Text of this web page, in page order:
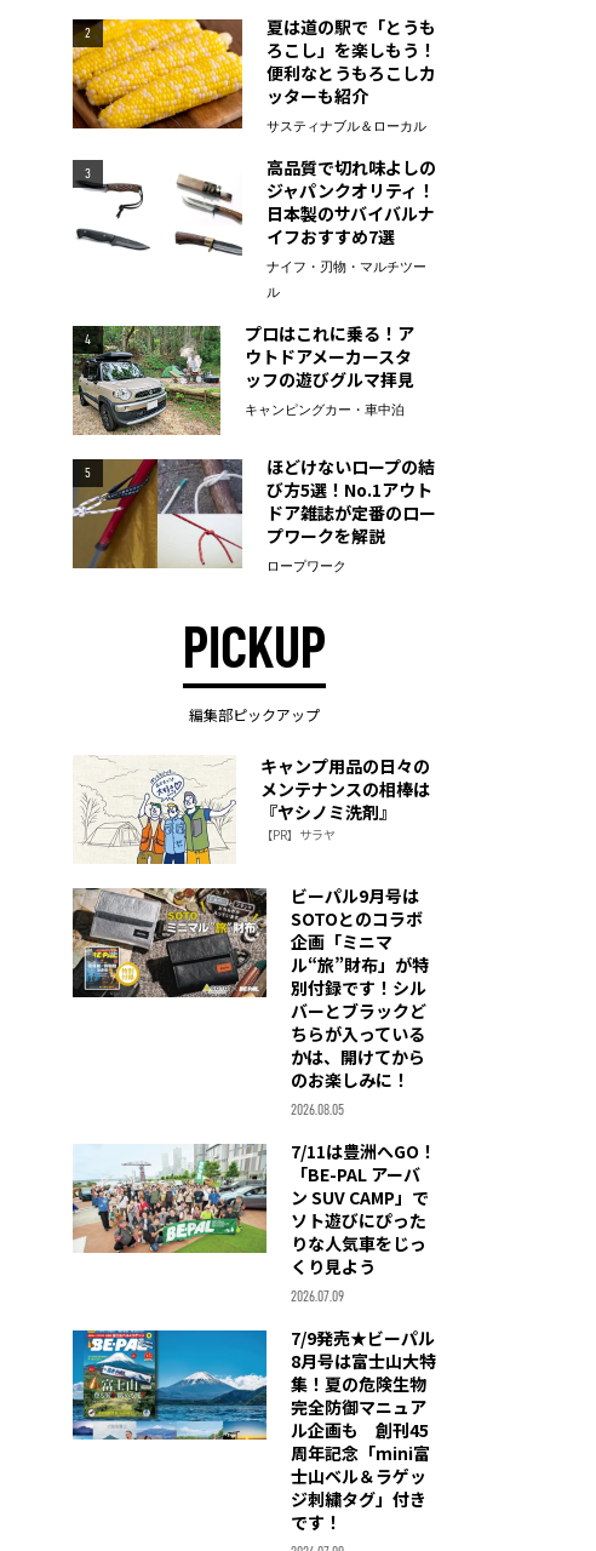
2
夏は道の駅で「とうも
ろこし」を楽しもう！
便利なとうもろこしカ
ッターも紹介
サスティナブル＆ローカル
3
高品質で切れ味よしの
ジャパンクオリティ！
日本製のサバイバルナ
イフおすすめ7選
ナイフ・刃物・マルチツー
ル
4
プロはこれに乗る！ア
ウトドアメーカースタ
ッフの遊びグルマ拝見
キャンピングカー・車中泊
5
ほどけないロープの結
び方5選！No.1アウト
ドア雑誌が定番のロー
プワークを解説
ロープワーク
PICKUP
編集部ピックアップ
キャンプ用品の日々の
メンテナンスの相棒は
『ヤシノミ洗剤』
【PR】サラヤ
ビーパル9月号は
SOTOとのコラボ
企画「ミニマ
ル“旅”財布」が特
別付録です！シル
バーとブラックど
ちらが入っている
かは、開けてから
のお楽しみに！
2026.08.05
7/11は豊洲へGO！
「BE-PAL アーバ
ン SUV CAMP」で
ソト遊びにぴった
りな人気車をじっ
くり見よう
2026.07.09
7/9発売★ビーパル
8月号は富士山大特
集！夏の危険生物
完全防御マニュア
ル企画も 創刊45
周年記念「mini富
士山ベル＆ラゲッ
ジ刺繍タグ」付き
です！